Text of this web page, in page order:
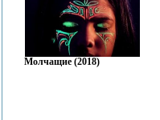
Молчащие (2018)